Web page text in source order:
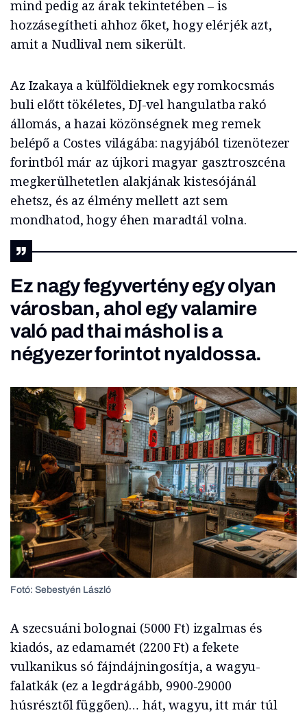
mind pedig az árak tekintetében – is
hozzásegítheti ahhoz őket, hogy elérjék azt,
amit a Nudlival nem sikerült.
Az Izakaya a külföldieknek egy romkocsmás
buli előtt tökéletes, DJ-vel hangulatba rakó
állomás, a hazai közönségnek meg remek
belépő a Costes világába: nagyjából tizenötezer
forintból már az újkori magyar gasztroszcéna
megkerülhetetlen alakjának kistesójánál
ehetsz, és az élmény mellett azt sem
mondhatod, hogy éhen maradtál volna.
Ez nagy fegyvertény egy olyan
városban, ahol egy valamire
való pad thai máshol is a
négyezer forintot nyaldossa.
Fotó: Sebestyén László
A szecsuáni bolognai (5000 Ft) izgalmas és
kiadós, az edamamét (2200 Ft) a fekete
vulkanikus só fájndájningosítja, a wagyu-
falatkák (ez a legdrágább, 9900-29000
húsrésztől függően)… hát, wagyu, itt már túl